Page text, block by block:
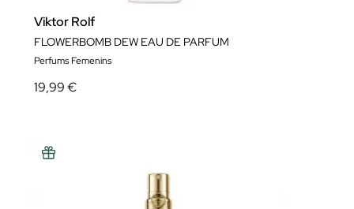
Viktor Rolf
FLOWERBOMB DEW EAU DE PARFUM
Perfums Femenins
19,99 €